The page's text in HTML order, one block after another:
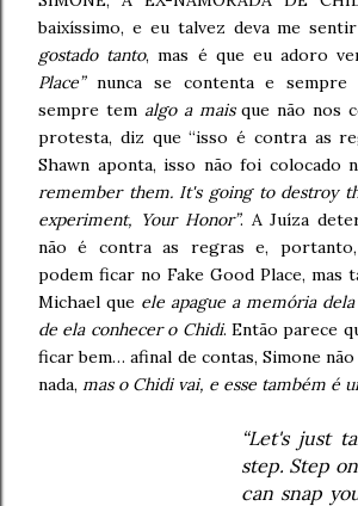
baixíssimo, e eu talvez deva me
gostado tanto, mas é que eu adoro
Place”nunca se contenta e sempre
sempre tem algo a maisque não nos
protesta, diz que “isso é contra as
Shawn aponta, isso não foi colocado
remember them. It's going to destroy
experiment, Your Honor”. A Juíza
não é contra as regras e,
podem ficar no Fake Good Place, mas
Michael que ele apague a memória
de ela conhecer o Chidi. Então parece
ficar bem… afinal de contas, Simone
nada, mas o Chidi vai, e esse também é
“Let's just
step. Step
can snap